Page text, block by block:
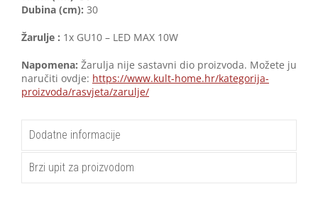
Dubina (cm): 30
Žarulje : 1x GU10 – LED MAX 10W
Napomena: Žarulja nije sastavni dio proizvoda. Možete ju
naručiti ovdje: https://www.kult-home.hr/kategorija-
proizvoda/rasvjeta/zarulje/
Dodatne informacije
Brzi upit za proizvodom